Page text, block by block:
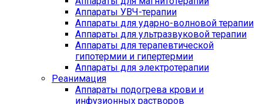
Аппараты УВЧ-терапии
Аппараты для ударно-волновой терапии
Аппараты для ультразвуковой терапии
Аппараты для терапевтической
гипотермии и гипертермии
Аппараты для электротерапии
Реанимация
Аппараты подогрева крови и
инфузионных растворов